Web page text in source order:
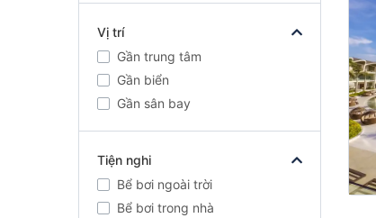
Vị trí
Gần trung tâm
Gần biển
Gần sân bay
Tiện nghi
Bể bơi ngoài trời
Bể bơi trong nhà